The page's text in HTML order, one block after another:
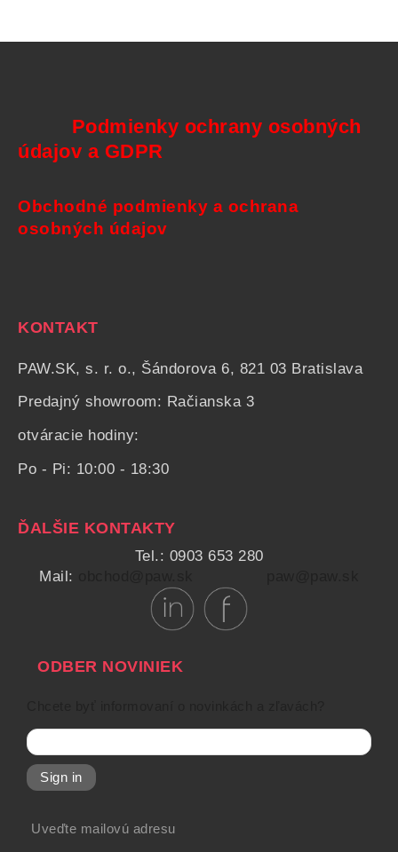
Podmienky ochrany osobných
údajov a GDPR
Obchodné podmienky a ochrana
osobných údajov
KONTAKT
PAW.SK, s. r. o., Šándorova 6, 821 03 Bratislava
Predajný showroom: Račianska 3
otváracie hodiny:
Po - Pi: 10:00 - 18:30
ĎALŠIE KONTAKTY
Tel.: 0903 653 280
Mail:
ODBER NOVINIEK
Sign in
Uveďte mailovú adresu